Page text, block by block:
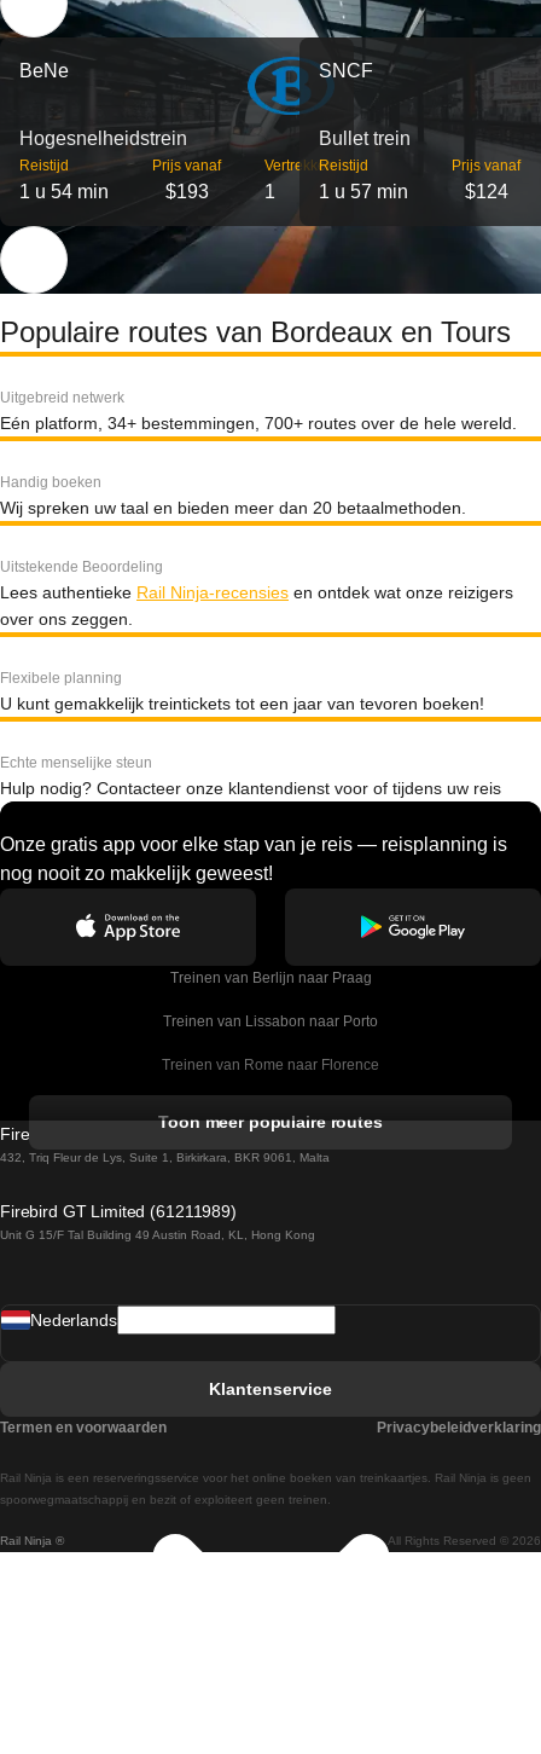
BeNe
Hogesnelheidstrein
Reistijd
1 u 54 min
Prijs vanaf
$193
Vertrekken
1
SNCF
Bullet trein
Reistijd
1 u 57 min
Prijs vanaf
$124
Populaire routes van Bordeaux en Tours
Uitgebreid netwerk
Eén platform, 34+ bestemmingen, 700+ routes over de hele wereld.
Handig boeken
Wij spreken uw taal en bieden meer dan 20 betaalmethoden.
Uitstekende Beoordeling
Lees authentieke Rail Ninja-recensies en ontdek wat onze reizigers
over ons zeggen.
Flexibele planning
U kunt gemakkelijk treintickets tot een jaar van tevoren boeken!
Echte menselijke steun
Hulp nodig? Contacteer onze klantendienst voor of tijdens uw reis
Onze gratis app voor elke stap van je reis — reisplanning is
nog nooit zo makkelijk geweest!
Treinen van Berlijn naar Praag
Treinen van Lissabon naar Porto
Treinen van Rome naar Florence
Treinen van Sevilla naar Barcelona
Treinen van Praag naar Wenen
Treinen van Wenen naar Salzburg
Treinen van Wenen naar Praag
Toon meer populaire routes
Firebird GT Limited (OC 1451)
432, Triq Fleur de Lys, Suite 1, Birkirkara, BKR 9061, Malta
Firebird GT Limited (61211989)
Unit G 15/F Tal Building 49 Austin Road, KL, Hong Kong
Rail Ninja ® All Rights Reserved © 2026
Rail Ninja is een reserveringsservice voor het online boeken van treinkaartjes. Rail Ninja is geen
spoorwegmaatschappij en bezit of exploiteert geen treinen.
Nederlands
Klantenservice
Termen en voorwaarden Privacybeleidverklaring